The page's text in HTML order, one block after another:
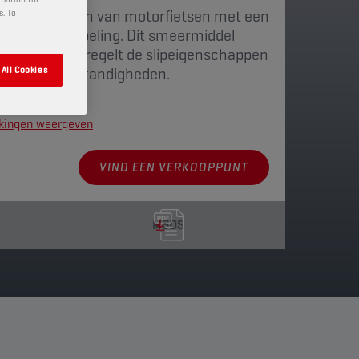
van motorfietsen met een
koppeling. Dit smeermiddel
en regelt de slipeigenschappen
rijomstandigheden.
weergeven
VIND EEN VERKOOPPUNT
MSDS
To
Cookies